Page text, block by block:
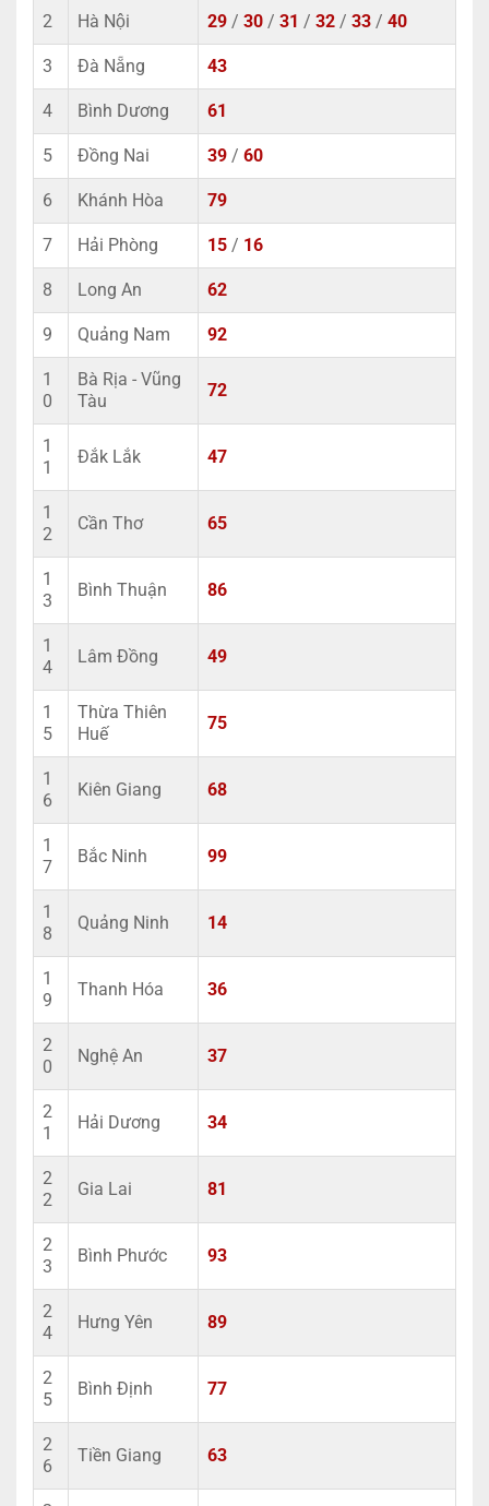
2 Hà Nội 29 / 30 / 31 / 32 / 33 / 40
3 Đà Nẵng 43
4 Bình Dương 61
5 Đồng Nai 39 / 60
6 Khánh Hòa 79
7 Hải Phòng 15 / 16
8 Long An 62
9 Quảng Nam 92
1
0
Bà Rịa - Vũng
Tàu
72
1
1
Đắk Lắk 47
1
2
Cần Thơ 65
1
3
Bình Thuận 86
1
4
Lâm Đồng 49
1
5
Thừa Thiên
Huế
75
1
6
Kiên Giang 68
1
7
Bắc Ninh 99
1
8
Quảng Ninh 14
1
9
Thanh Hóa 36
2
0
Nghệ An 37
2
1
Hải Dương 34
2
2
Gia Lai 81
2
3
Bình Phước 93
2
4
Hưng Yên 89
2
5
Bình Định 77
2
6
Tiền Giang 63